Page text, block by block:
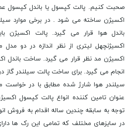
صحبت کنیم. پالت کپسول یا باندل کپسول
اکسیژن ساخته می شود . در برخی موارد
باندل هوا قرار می گیرد. پالت اکسیژن
اکسیژنچهل لیتری از نظر اندازه در دو
اکسیژن مد نظر قرار می گیرد. ساخت باندل
انجام می گیرد. برای ساخت پالت سیلندر گاز در
سیلندر هوا شارژ شده مطابق با در خواست
عنوان تامین کننده انواع پالت کپسول
توجه به سابقه چندین ساله اقدام به فروش
در سایزهای مختلف که تمامی این رک ها